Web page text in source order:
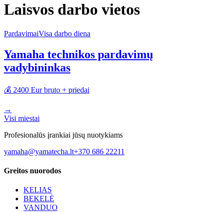
Laisvos darbo vietos
PardavimaiVisa darbo diena
Yamaha technikos pardavimų
vadybininkas
💰 2400 Eur bruto + priedai
→
Visi miestai
Profesionalūs įrankiai jūsų nuotykiams
yamaha@yamatecha.lt+370 686 22211
Greitos nuorodos
KELIAS
BEKELĖ
VANDUO